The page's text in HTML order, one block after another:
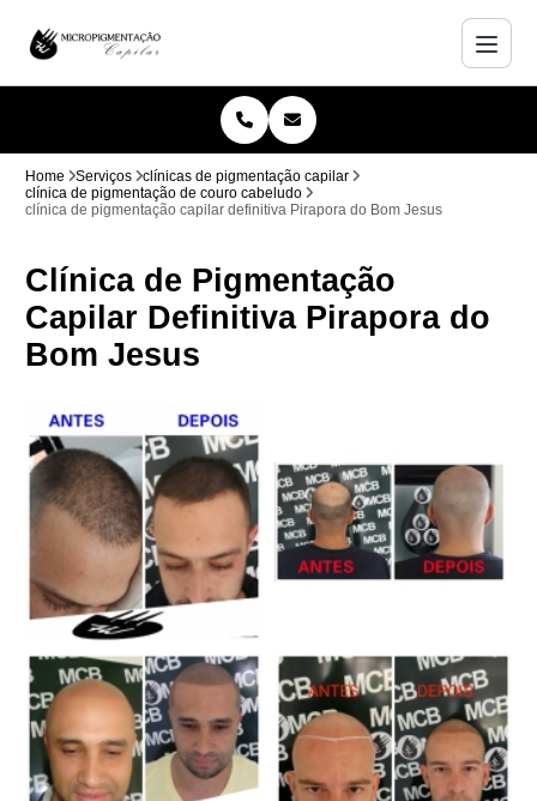
Home Serviços
clínicas de pigmentação capilar
clínica de pigmentação de couro cabeludo
clínica de pigmentação capilar definitiva Pirapora do Bom Jesus
Clínica de Pigmentação
Capilar Definitiva Pirapora do
Bom Jesus